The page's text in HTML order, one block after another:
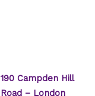
190 Campden Hill
Road – London